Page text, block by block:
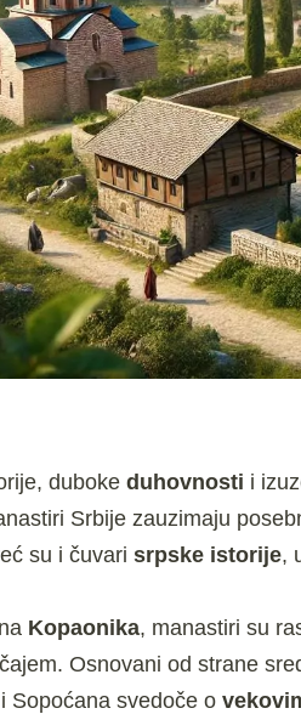
duboke duhovnosti i
Srbije zauzimaju
su i čuvari srpske istorije,
Kopaonika, manastiri su
Osnovani od strane
Sopoćana svedoče o